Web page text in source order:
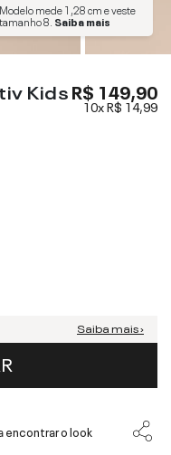
Modelo mede1,28 cme veste
tamanho8 Saiba mais
KidsR$ 149,90
10xR$ 14,99
Saiba mais ›
encontrar o look